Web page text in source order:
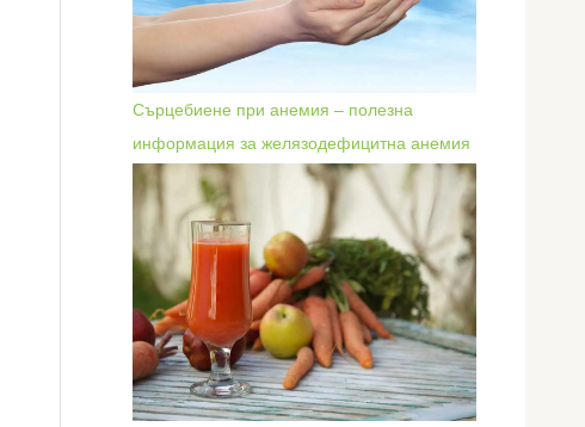
Сърцебиене при анемия – полезна
информация за желязодефицитна анемия